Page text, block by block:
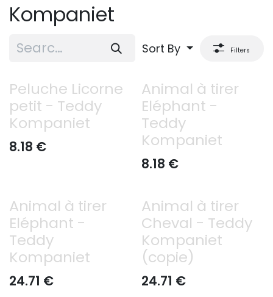
Kompaniet
Sort By Filters
Peluche Licorne
petit - Teddy
Kompaniet
8.18 €
Animal à tirer
Eléphant -
Teddy
Kompaniet
8.18 €
Animal à tirer
Eléphant -
Teddy
Kompaniet
24.71 €
Animal à tirer
Cheval - Teddy
Kompaniet
(copie)
24.71 €